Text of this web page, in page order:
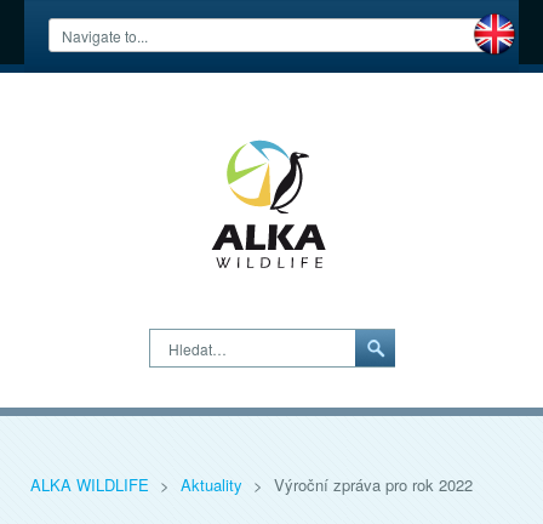
Hledat…
ALKA WILDLIFE > Aktuality > Výroční zpráva pro rok 2022